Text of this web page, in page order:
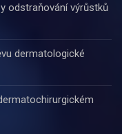
odstraňování výrůstků
dermatologické